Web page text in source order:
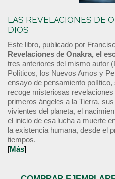
LAS REVELACIONES DE
DIOS
Este libro, publicado por
Revelaciones de Onakra, el
tres anteriores del mismo autor
Políticos, los Nuevos Amos y
ensayo de pensamiento político,
recoge misteriosas revelaciones
primeros ángeles a la Tierra,
vivientes del planeta, el
el inicio de esa lucha a muerte
la existencia humana, desde el
tiempos.
[Más]